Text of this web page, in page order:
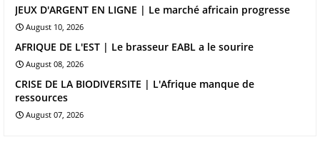
JEUX D'ARGENT EN LIGNE | Le marché africain progresse
August 10, 2026
AFRIQUE DE L'EST | Le brasseur EABL a le sourire
August 08, 2026
CRISE DE LA BIODIVERSITE | L'Afrique manque de
ressources
August 07, 2026